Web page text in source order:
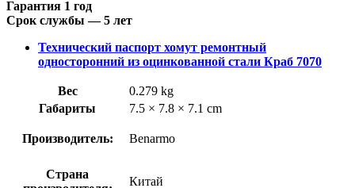
Гарантия 1 год
Срок службы — 5 лет
Технический паспорт хомут ремонтный
односторонний из оцинкованной стали Краб 7070
Вес
0.279 kg
Габариты
7.5 × 7.8 × 7.1 cm
Производитель: Benarmo
Страна
Китай